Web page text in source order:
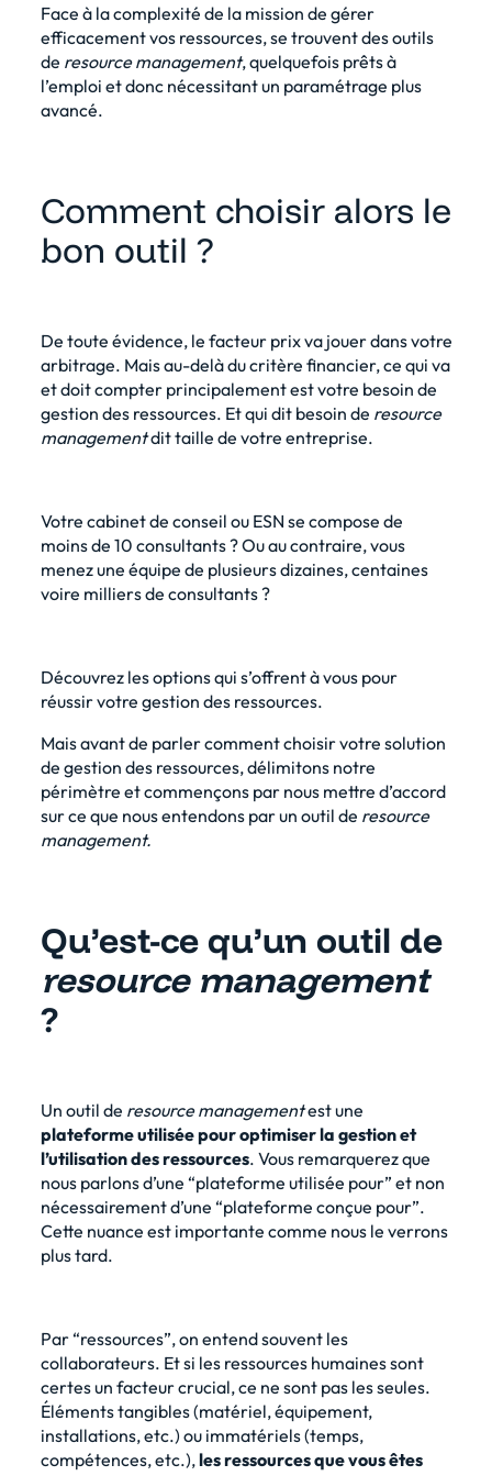
Face à la complexité de la mission de gérer
efficacement vos ressources, se trouvent des outils
de resource management, quelquefois prêts à
l’emploi et donc nécessitant un paramétrage plus
avancé.
Comment choisir alors le
bon outil ?
De toute évidence, le facteur prix va jouer dans votre
arbitrage. Mais au-delà du critère financier, ce qui va
et doit compter principalement est votre besoin de
gestion des ressources. Et qui dit besoin de resource
managementdit taille de votre entreprise.
Votre cabinet de conseil ou ESN se compose de
moins de 10 consultants ? Ou au contraire, vous
menez une équipe de plusieurs dizaines, centaines
voire milliers de consultants ?
Découvrez les options qui s’offrent à vous pour
réussir votre gestion des ressources.
Mais avant de parler comment choisir votre solution
de gestion des ressources, délimitons notre
périmètre et commençons par nous mettre d’accord
sur ce que nous entendons par un outil de resource
management.
Qu’est-ce qu’un outil de
resource management
?
Un outil de resource managementest une
plateforme utilisée pour optimiser la gestion et
l’utilisation des ressources. Vous remarquerez que
nous parlons d’une “plateforme utilisée pour” et non
nécessairement d’une “plateforme conçue pour”.
Cette nuance est importante comme nous le verrons
plus tard.
Par “ressources”, on entend souvent les
collaborateurs. Et si les ressources humaines sont
certes un facteur crucial, ce ne sont pas les seules.
Éléments tangibles (matériel, équipement,
installations, etc.) ou immatériels (temps,
compétences, etc.),les ressources que vous êtes